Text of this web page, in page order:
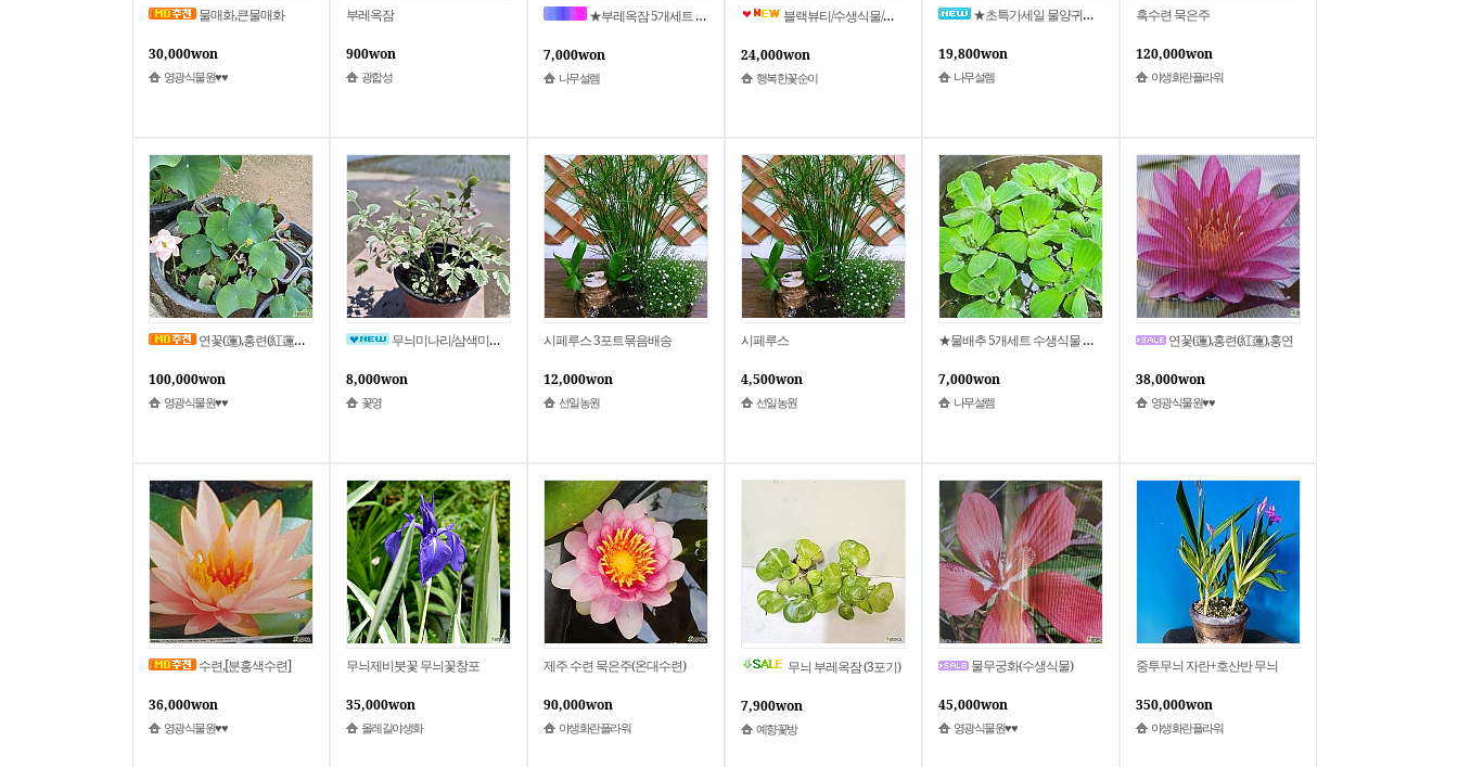
물매화,큰물매화
30,000won
영광식물원♥♥
부레옥잠
900won
광합성
★부레옥잠 5개세트 수생식물 수경식물 정화식물 천연가습기
7,000won
나무설렘
블랙뷰티/수생식물/수경/수반
24,000won
행복한꽃순이
★초특가세일 물양귀비 수생식물 수경재배식물 공기정화식물 천연가습기
19,800won
나무설렘
흑수련 묵은주
120,000won
야생화란플라워
연꽃(蓮),홍련(紅蓮연한색,핑크)[큰화분]
100,000won
영광식물원♥♥
무늬미나리/삼색미나리/습지.수생식물/연못조경/소품/꽃영
8,000won
꽃영
시페루스 3포트묶음배송
12,000won
선일농원
시페루스
4,500won
선일농원
★물배추 5개세트 수생식물 수경식물 정화식물 천연가습기
7,000won
나무설렘
연꽃(蓮),홍련(紅蓮),홍연
38,000won
영광식물원♥♥
수련,[분홍색수련]
36,000won
영광식물원♥♥
무늬제비붓꽃 무늬꽃창포
35,000won
올레길야생화
제주 수련 묵은주(온대수련)
90,000won
야생화란플라워
무늬 부레옥잠 (3포기)
7,900won
예향꽃방
물무궁화(수생식물)
45,000won
영광식물원♥♥
중투무늬 자란+호산반 무늬
350,000won
야생화란플라워